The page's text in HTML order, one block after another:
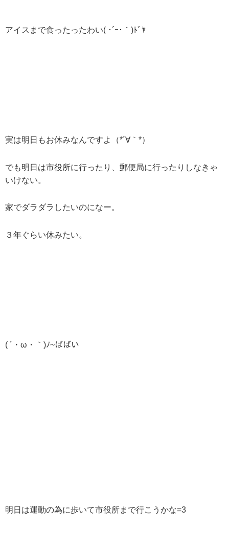
アイスまで食ったったわい( ･´ｰ･｀)ﾄﾞﾔ
実は明日もお休みなんですよ（*´∀｀*）
でも明日は市役所に行ったり、郵便局に行ったりしなきゃ
いけない。
家でダラダラしたいのになー。
３年ぐらい休みたい。
( ´・ω・｀)ﾉ~ばばい
明日は運動の為に歩いて市役所まで行こうかな=3